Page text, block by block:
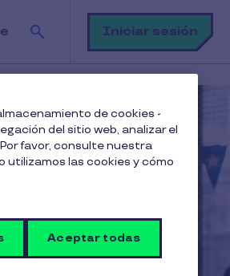
Buscar
Iniciar sesión
de cookies -
del sitio web, analizar el
favor, consulte nuestra
utilizamos las cookies y cómo
Aceptar todas